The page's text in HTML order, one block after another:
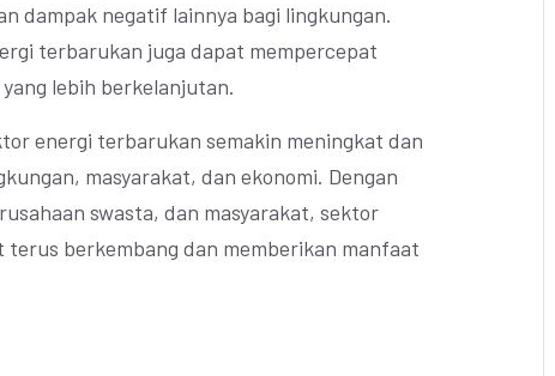
dampak negatif lainnya bagi lingkungan.
terbarukan juga dapat mempercepat
lebih berkelanjutan.
energi terbarukan semakin meningkat dan
masyarakat, dan ekonomi. Dengan
swasta, dan masyarakat, sektor
berkembang dan memberikan manfaat